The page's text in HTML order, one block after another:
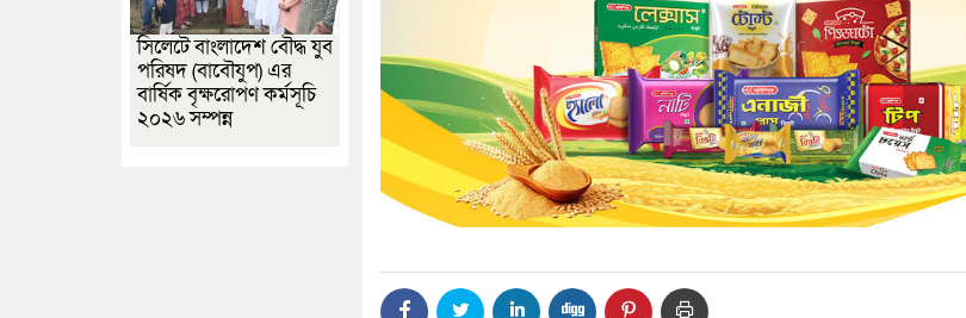
সিলেটে বাংলাদেশ বৌদ্ধ যুব
পরিষদ (বাবৌযুপ) এর
বার্ষিক বৃক্ষরোপণ কর্মসূচি
২০২৬ সম্পন্ন